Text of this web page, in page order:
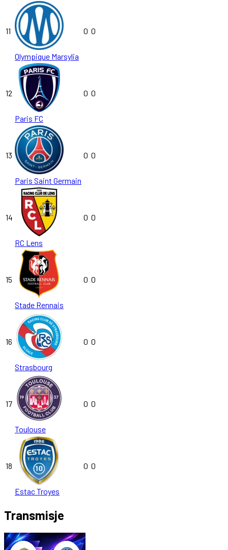
11
Olympique Marsylia
0 0
12
Paris FC
0 0
13
Paris Saint Germain
0 0
14
RC Lens
0 0
15
Stade Rennais
0 0
16
Strasbourg
0 0
17
Toulouse
0 0
18
Estac Troyes
0 0
Transmisje